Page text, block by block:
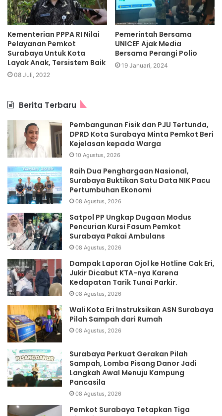
Kementerian PPPA RI Nilai
Pelayanan Pemkot
Surabaya Untuk Kota
Layak Anak, Tersistem Baik
08 Juli, 2022
Pemerintah Bersama
UNICEF Ajak Media
Bersama Perangi Polio
19 Januari, 2024
Berita Terbaru
Pembangunan Fisik dan PJU Tertunda,
DPRD Kota Surabaya Minta Pemkot Beri
Kejelasan kepada Warga
10 Agustus, 2026
Raih Dua Penghargaan Nasional,
Surabaya Buktikan Satu Data NIK Pacu
Pertumbuhan Ekonomi
08 Agustus, 2026
Satpol PP Ungkap Dugaan Modus
Pencurian Kursi Fasum Pemkot
Surabaya Pakai Ambulans
08 Agustus, 2026
Dampak Laporan Ojol ke Hotline Cak Eri,
Jukir Dicabut KTA-nya Karena
Kedapatan Tarik Tunai Parkir.
08 Agustus, 2026
Wali Kota Eri Instruksikan ASN Surabaya
Pilah Sampah dari Rumah
08 Agustus, 2026
Surabaya Perkuat Gerakan Pilah
Sampah, Lomba Pisang Danor Jadi
Langkah Awal Menuju Kampung
Pancasila
08 Agustus, 2026
Pemkot Surabaya Tetapkan Tiga